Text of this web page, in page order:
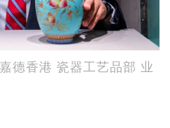
德香港 瓷器工艺品部 业